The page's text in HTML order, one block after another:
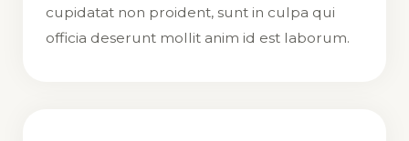
cupidatat non proident, sunt in culpa qui
officia deserunt mollit anim id est laborum.